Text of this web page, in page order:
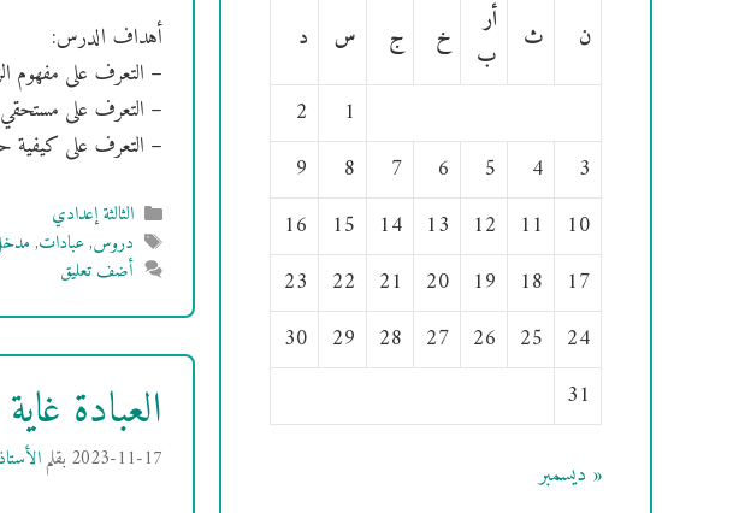
أهداف الدرس:
– التعرف على مفهوم
– التعرف على مستحقي
– التعرف على كيفية
التصنيفات
الثالثة إعدادي
الوسوم
دروس,عبادات,
أضف تعليق
العبادة
2023-11-17 بقلمالأستاذ
ن
ث
أر
ب
خ ج س
د
1
2
3
4
5
6
7
8
9
10
11
12
13
14
15
16
17
18
19
20
21
22
23
24
25
26
27
28
29
30
31
« ديسمبر